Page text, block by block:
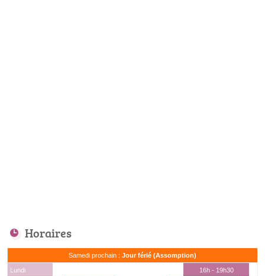
Horaires
Samedi prochain : Jour férié (Assomption)
Lundi
16h - 19h30